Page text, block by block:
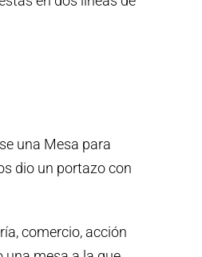
una Mesa para
dio un portazo con
comercio, acción